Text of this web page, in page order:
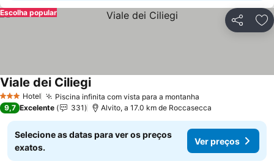
Partilhar
Escolha popular
3 EstrelasHotel Piscina infinita com vista para a montanha
Viale dei CiliegiVer preços
9,7 Excelente 331 Alvito, a 17.0 km de Roccasecca
Selecione as datas para ver os preços
exatos.
Ver preços